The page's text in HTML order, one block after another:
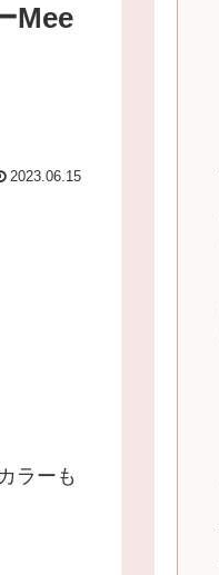
Mee
2023.06.15
ラーも